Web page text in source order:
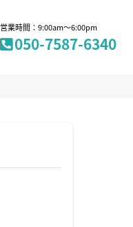
営業時間：9:00am～6:00pm
050-7587-6340